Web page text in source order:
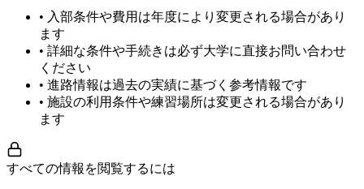
• 入部条件や費用は年度により変更される場合があり
ます
• 詳細な条件や手続きは必ず大学に直接お問い合わせ
ください
• 進路情報は過去の実績に基づく参考情報です
• 施設の利用条件や練習場所は変更される場合があり
ます
すべての情報を閲覧するには